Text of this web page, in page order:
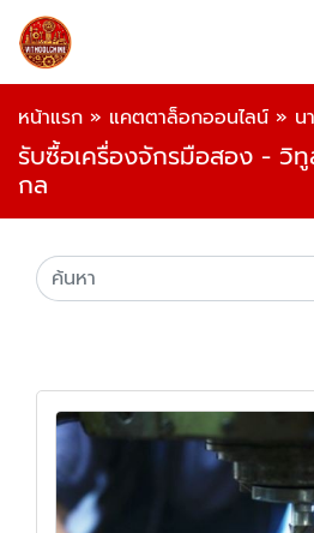
หน้าแรก » แคตตาล็อกออนไลน์ » น
รับซื้อเครื่องจักรมือสอง - วิ
กล